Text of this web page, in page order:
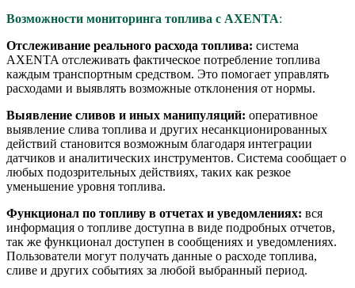
Возможности мониторинга топлива с AXENTA:
Отслеживание реального расхода топлива: система
AXENTA отслеживать фактическое потребление топлива
каждым транспортным средством. Это помогает управлять
расходами и выявлять возможные отклонения от нормы.
Выявление сливов и иных манипуляций: оперативное
выявление слива топлива и других несанкционированных
действий становится возможным благодаря интеграции
датчиков и аналитических инструментов. Система сообщает о
любых подозрительных действиях, таких как резкое
уменьшение уровня топлива.
Функционал по топливу в отчетах и уведомлениях: вся
информация о топливе доступна в виде подробных отчетов,
так же функционал доступен в сообщениях и уведомлениях.
Пользователи могут получать данные о расходе топлива,
сливе и других событиях за любой выбранный период.